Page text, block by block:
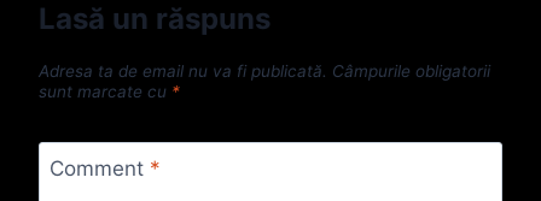
Lasă un răspuns
Adresa ta de email nu va fi publicată. Câmpurile obligatorii
sunt marcate cu *
Comment *